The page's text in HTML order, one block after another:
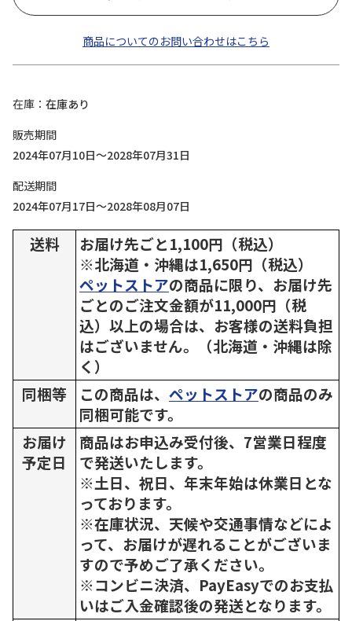
商品についてのお問い合わせはこちら
在庫
在庫あり
販売期間
2024年07月10日～2028年07月31日
配送期間
2024年07月17日～2028年08月07日
送料
お届け先ごと1,100円（税込）
※北海道・沖縄は1,650円（税込）
ペットストアの商品に限り、お届け先
ごとのご注文金額が11,000円（税
込）以上の場合は、お客様の送料負担
はございません。（北海道・沖縄は除
く）
同梱等
この商品は、 ペットストアの商品のみ
同梱可能です。
お届け
予定日
商品はお申込み受付後、7営業日程度
で発送いたします。
※土日、祝日、年末年始は休業日とな
っております。
※在庫状況、天候や交通事情などによ
って、お届けが遅れることがございま
すので予めご了承ください。
※コンビニ決済、PayEasyでのお支払
いはご入金確認後の発送となります。